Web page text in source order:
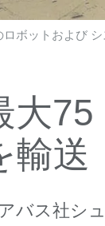
ボットおよび
大75
輸送
バス社シ